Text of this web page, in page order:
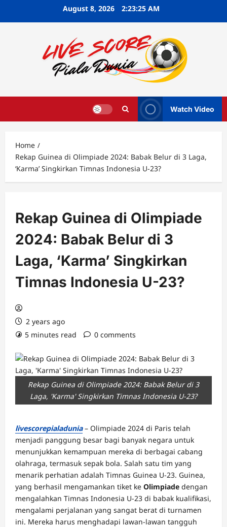
August 8, 2026 2:23:26 AM
Watch Video
Home
Rekap Guinea di Olimpiade 2024: Babak Belur di 3 Laga,
‘Karma’ Singkirkan Timnas Indonesia U-23?
Rekap Guinea di Olimpiade
2024: Babak Belur di 3
Laga, ‘Karma’ Singkirkan
Timnas Indonesia U-23?
2 years ago
5 minutes read
0 comments
Rekap Guinea di Olimpiade 2024: Babak Belur di 3
Laga, 'Karma' Singkirkan Timnas Indonesia U-23?
livescorepialadunia– Olimpiade 2024 di Paris telah
menjadi panggung besar bagi banyak negara untuk
menunjukkan kemampuan mereka di berbagai cabang
olahraga, termasuk sepak bola. Salah satu tim yang
menarik perhatian adalah Timnas Guinea U-23. Guinea,
yang berhasil mengamankan tiket ke Olimpiade dengan
mengalahkan Timnas Indonesia U-23 di babak kualifikasi,
mengalami perjalanan yang sangat berat di turnamen
ini. Mereka harus menghadapi lawan-lawan tangguh